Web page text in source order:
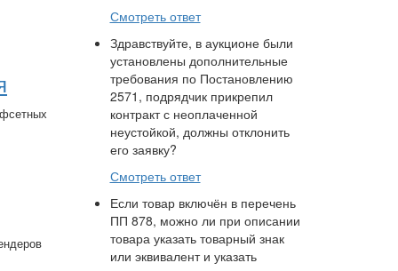
Смотреть ответ
Здравствуйте, в аукционе были
установлены дополнительные
требования по Постановлению
2571, подрядчик прикрепил
контракт с неоплаченной
неустойкой, должны отклонить
его заявку?
Смотреть ответ
Если товар включён в перечень
ПП 878, можно ли при описании
товара указать товарный знак
или эквивалент и указать